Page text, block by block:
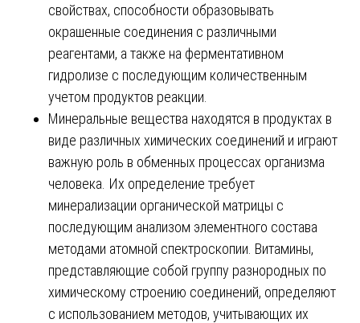
свойствах, способности образовывать
окрашенные соединения с различными
реагентами, а также на ферментативном
гидролизе с последующим количественным
учетом продуктов реакции.
Минеральные вещества находятся в продуктах в
виде различных химических соединений и играют
важную роль в обменных процессах организма
человека. Их определение требует
минерализации органической матрицы с
последующим анализом элементного состава
методами атомной спектроскопии. Витамины,
представляющие собой группу разнородных по
химическому строению соединений, определяют
с использованием методов, учитывающих их